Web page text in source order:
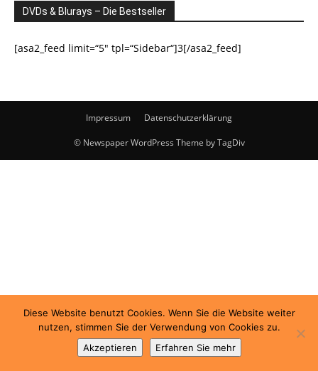
DVDs & Blurays – Die Bestseller
[asa2_feed limit=“5″ tpl=“Sidebar“]3[/asa2_feed]
Impressum Datenschutzerklärung
© Newspaper WordPress Theme by TagDiv
Diese Website benutzt Cookies. Wenn Sie die Website weiter
nutzen, stimmen Sie der Verwendung von Cookies zu.
Akzeptieren
Erfahren Sie mehr